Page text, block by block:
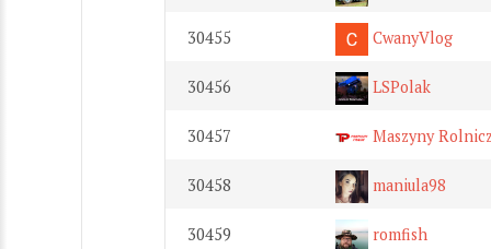
30455 CwanyVlog
30456 LSPolak
30457 Maszyny
30458 maniula98
30459 romfish